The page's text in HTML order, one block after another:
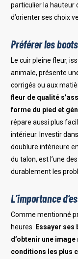
particulier la hauteur
d’orienter ses choix
Préférer les
Le cuir pleine fleur,
animale, présente
corrigés ou aux
fleur de qualité
forme du pied et
répare aussi plus
intérieur. Investir
doublure intérieure
du talon, est l’une
durablement les
L’importance
Comme mentionné
heures.
Essayer ses
d’obtenir une
conditions les plus